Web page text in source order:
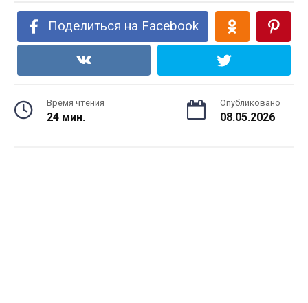
Поделиться на Facebook
Время чтения
24 мин.
Опубликовано
08.05.2026